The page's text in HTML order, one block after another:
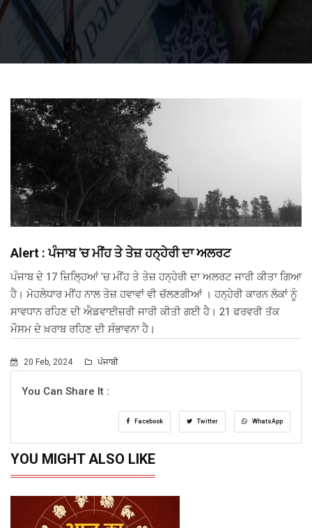
Alert : ਪੰਜਾਬ 'ਚ ਮੀਂਹ ਤੇ ਤੇਜ਼ ਹਨ੍ਹੇਰੀ ਦਾ ਅਲਰਟ
ਪੰਜਾਬ ਦੇ 17 ਜ਼ਿਲ੍ਹਿਆਂ 'ਚ ਮੀਂਹ ਤੇ ਤੇਜ਼ ਹਨ੍ਹੇਰੀ ਦਾ ਅਲਰਟ ਜਾਰੀ ਕੀਤਾ ਗਿਆ
ਹੈ। ਮੋਹਲੇਧਾਰ ਮੀਂਹ ਨਾਲ ਤੇਜ਼ ਹਵਾਵਾਂ ਵੀ ਚੱਲਣਗੀਆਂ । ਹਨ੍ਹੇਰੀ ਕਾਰਨ ਲੋਕਾਂ ਨੂੰ
ਸਾਵਧਾਨ ਰਹਿਣ ਦੀ ਐਡਵਾਈਜ਼ਰੀ ਜਾਰੀ ਕੀਤੀ ਗਈ ਹੈ। 21 ਫਰਵਰੀ ਤੱਕ
ਮੌਸਮ ਦੇ ਖ਼ਰਾਬ ਰਹਿਣ ਦੀ ਸੰਭਾਵਨਾ ਹੈ।
20 Feb, 2024 ਪੰਜਾਬੀ
You Can Share It :
Facebook Twitter WhatsApp
YOU MIGHT ALSO LIKE